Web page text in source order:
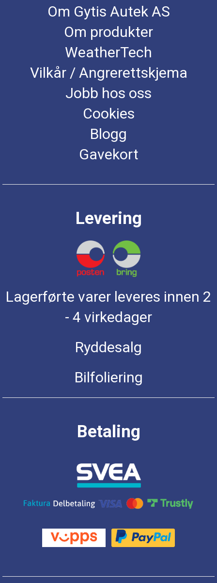
Om Gytis Autek AS
Om produkter
WeatherTech
Vilkår / Angrerettskjema
Jobb hos oss
Cookies
Blogg
Gavekort
Levering
Lagerførte varer leveres innen 2
- 4 virkedager
Ryddesalg
Bilfoliering
Betaling